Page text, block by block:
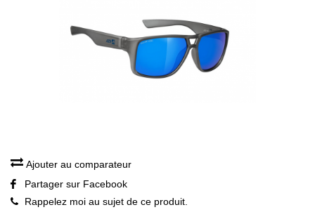
Ajouter au comparateur
Partager sur Facebook
Rappelez moi au sujet de ce produit.